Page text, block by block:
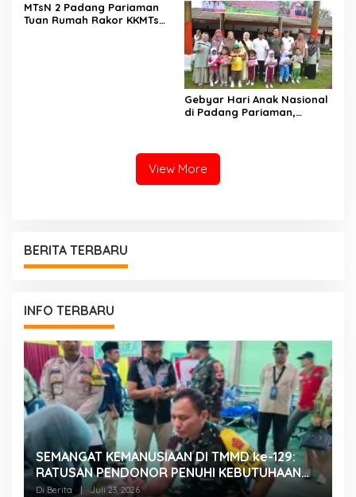
GUSMAN, S.E., M.B.A., DI
MAKODAM
SJAHRIR
MTsN 2 Padang Pariaman
Tuan Rumah Rakor KKMTs
Gebyar Hari Anak Nasional
di Padang Pariaman,
untuk Semua Anak
View More
BERITA TERBARU
INFO TERBARU
SEMANGAT KEMANUSIAAN DI TMMD ke-129:
RATUSAN PENDONOR PENUHI KEBUTUHAAN
STOK DARAH
Di Berita | Juli 23, 2026